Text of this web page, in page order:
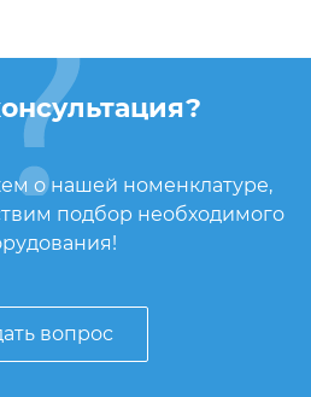
о нашей номенклатуре,
подбор необходимого
вопрос